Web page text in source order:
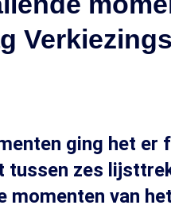
ging het er
tussen zes
momenten van